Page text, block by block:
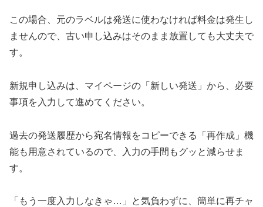
この場合、元のラベルは発送に使わなければ料金は発生し
ませんので、古い申し込みはそのまま放置しても大丈夫で
す。
新規申し込みは、マイページの「新しい発送」から、必要
事項を入力して進めてください。
過去の発送履歴から宛名情報をコピーできる「再作成」機
能も用意されているので、入力の手間もグッと減らせま
す。
「もう一度入力しなきゃ…」と気負わずに、簡単に再チャ